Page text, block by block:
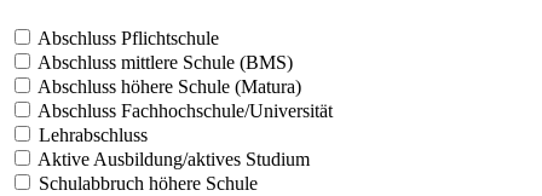
Abschluss Pflichtschule
Abschluss mittlere Schule (BMS)
Abschluss höhere Schule (Matura)
Abschluss Fachhochschule/Universität
Lehrabschluss
Aktive Ausbildung/aktives Studium
Schulabbruch höhere Schule